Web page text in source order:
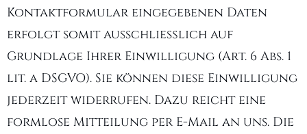
Kontaktformular eingegebenen Daten
erfolgt somit ausschließlich auf
Grundlage Ihrer Einwilligung (Art. 6 Abs. 1
lit. a DSGVO). Sie können diese Einwilligung
jederzeit widerrufen. Dazu reicht eine
formlose Mitteilung per E-Mail an uns. Die